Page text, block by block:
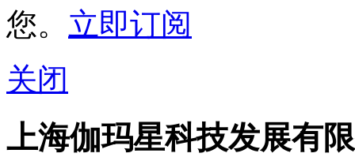
您。 立即订阅
关闭
上海伽玛星科技发展有